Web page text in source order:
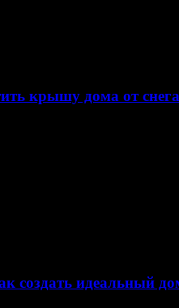
крышу дома от
создать идеальный